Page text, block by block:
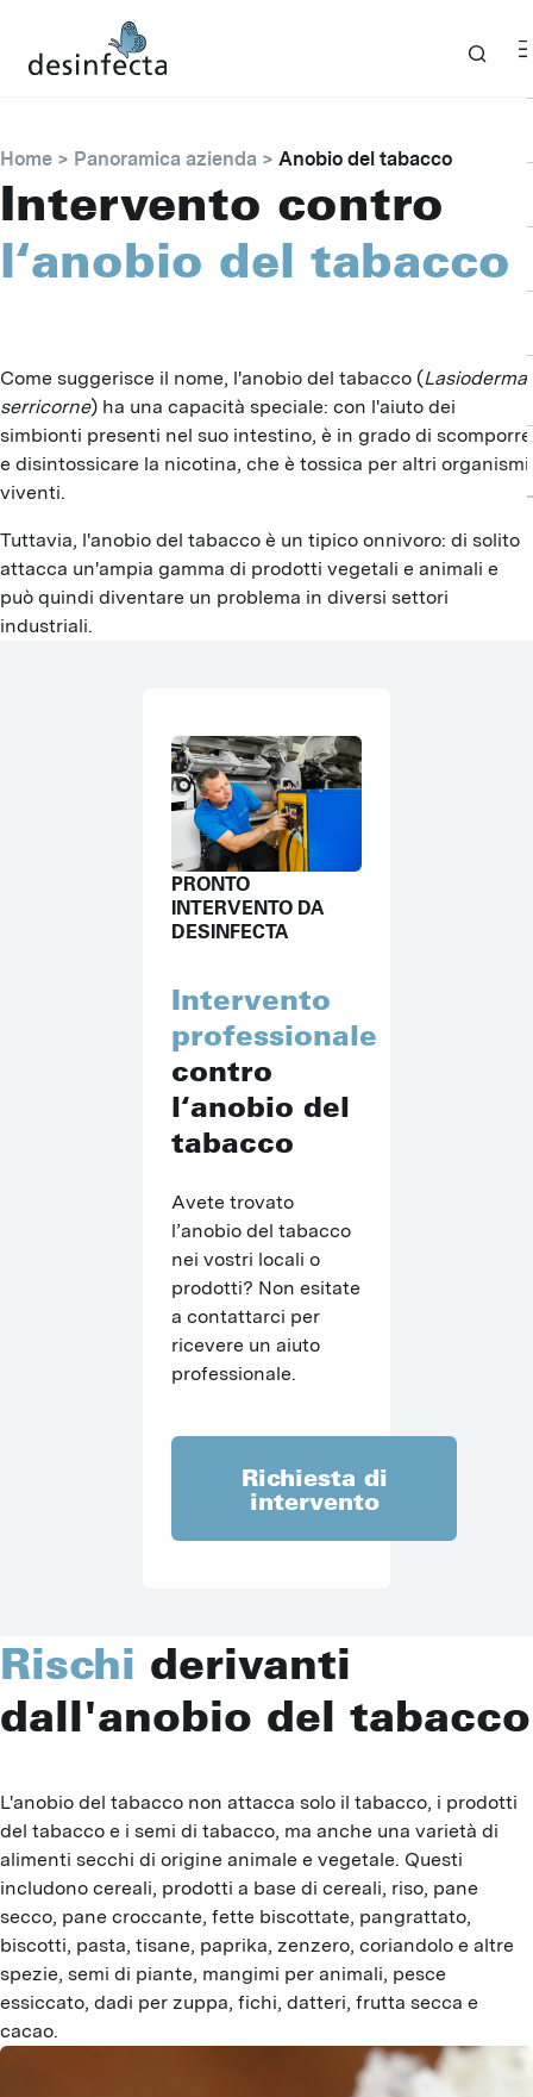
Home Panoramica azienda Anobio del tabacco
Intervento contro
l‘anobio del tabacco
Come suggerisce il nome, l'anobio del tabacco (Lasioderma
serricorne) ha una capacità speciale: con l'aiuto dei
simbionti presenti nel suo intestino, è in grado di scomporre
e disintossicare la nicotina, che è tossica per altri organismi
viventi.
Tuttavia, l'anobio del tabacco è un tipico onnivoro: di solito
attacca un'ampia gamma di prodotti vegetali e animali e
può quindi diventare un problema in diversi settori
industriali.
PRONTO
INTERVENTO DA
DESINFECTA
Intervento
professionale
contro
l‘anobio del
tabacco
Avete trovato
l’anobio del tabacco
nei vostri locali o
prodotti? Non esitate
a contattarci per
ricevere un aiuto
professionale.
Richiesta di
intervento
Rischi derivanti
dall'anobio del tabacco
L'anobio del tabacco non attacca solo il tabacco, i prodotti
del tabacco e i semi di tabacco, ma anche una varietà di
alimenti secchi di origine animale e vegetale. Questi
includono cereali, prodotti a base di cereali, riso, pane
secco, pane croccante, fette biscottate, pangrattato,
biscotti, pasta, tisane, paprika, zenzero, coriandolo e altre
spezie, semi di piante, mangimi per animali, pesce
essiccato, dadi per zuppa, fichi, datteri, frutta secca e
cacao.